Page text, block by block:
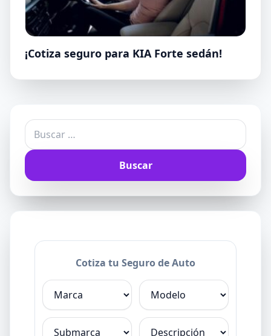
¡Cotiza seguro para KIA Forte sedán!
Buscar:
Cotiza tu Seguro de Auto
Marca
Modelo
Submarca Descripción